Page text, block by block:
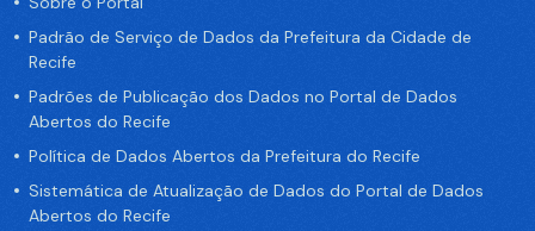
Padrão de Serviço de Dados da Prefeitura da Cidade de
Recife
Padrões de Publicação dos Dados no Portal de Dados
Abertos do Recife
Política de Dados Abertos da Prefeitura do Recife
Sistemática de Atualização de Dados do Portal de Dados
Abertos do Recife